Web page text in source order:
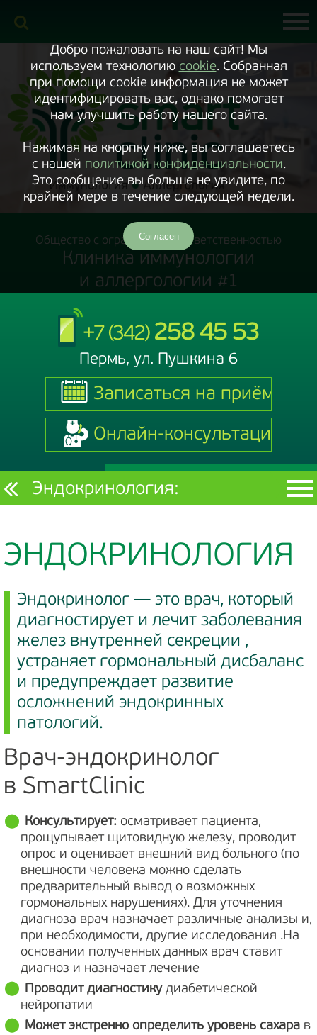
версию
сайта
Добро пожаловать на наш сайт! Мы
используем технологию cookie. Собранная
при помощи cookie информация не может
идентифицировать вас, однако помогает
нам улучшить работу нашего сайта.
Нажимая на кнорпку ниже, вы соглашаетесь
с нашей политикой конфиденциальности.
Это сообщение вы больше не увидите, по
крайней мере в течение следующей недели.
Согласен
Общество с ограниченной ответственностью
Клиника иммунологии
и аллергологии #1
+7 (342) 258 45 53
Пермь, ул. Пушкина 6
Записаться на приём
Записаться на приём
Онлайн-консультация
Онлайн-консультация
Текущий
Эндокринология:
ЭНДОКРИНОЛОГИЯ
Эндокринолог — это врач, который
диагностирует и лечит заболевания
желез внутренней секреции ,
устраняет гормональный дисбаланс
и предупреждает развитие
осложнений эндокринных
патологий.
Врач-эндокринолог
в SmartClinic
Консультирует: осматривает пациента,
прощупывает щитовидную железу, проводит
опрос и оценивает внешний вид больного (по
внешности человека можно сделать
предварительный вывод о возможных
гормональных нарушениях). Для уточнения
диагноза врач назначает различные анализы и,
при необходимости, другие исследования .На
основании полученных данных врач ставит
диагноз и назначает лечение
Проводит диагностикудиабетической
нейропатии
Может экстренно определить уровень сахара в